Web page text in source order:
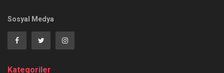
Sosyal Medya
Kategoriler